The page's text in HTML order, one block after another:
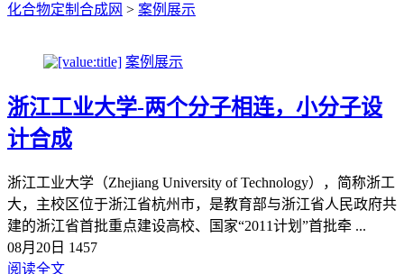
化合物定制合成网 > 案例展示
案例展示
浙江工业大学-两个分子相连，小分子设
计合成
浙江工业大学（Zhejiang University of Technology），简称浙工
大，主校区位于浙江省杭州市，是教育部与浙江省人民政府共
建的浙江省首批重点建设高校、国家“2011计划”首批牵 ...
08月20日 1457
阅读全文